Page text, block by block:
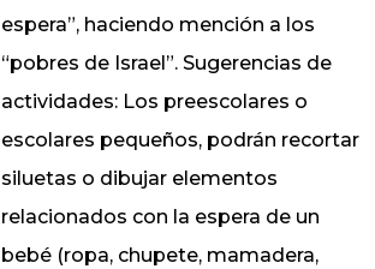
espera”, haciendo mención a los
“pobres de Israel”. Sugerencias de
actividades: Los preescolares o
escolares pequeños, podrán recortar
siluetas o dibujar elementos
relacionados con la espera de un
bebé (ropa, chupete, mamadera,